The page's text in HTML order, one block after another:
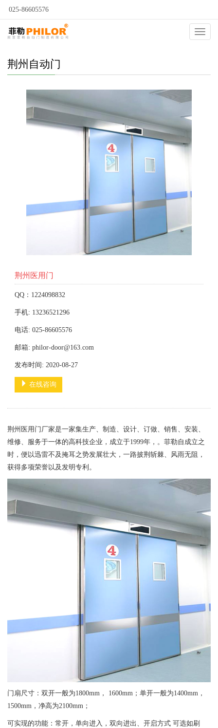
025-86605576
自动门
荆州自动门
荆州医用门
QQ：1224098832
手机: 13236521296
电话: 025-86605576
邮箱: philor-door@163.com
发布时间: 2020-08-27
在线咨询
荆州医用门厂家是一家集生产、制造、设计、订做、销售、安装、
维修、服务于一体的高科技企业，成立于1999年，。菲勒自成立之
时，便以迅雷不及掩耳之势发展壮大，一路披荆斩棘、风雨无阻，
获得多项荣誉以及发明专利。
门扇尺寸：双开一般为1800mm， 1600mm；单开一般为1400mm，
1500mm，净高为2100mm；
可实现的功能：常开，单向进入，双向进出、开启方式 可选如刷